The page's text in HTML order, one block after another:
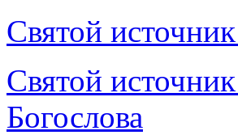
Святой
Святой
Богослова